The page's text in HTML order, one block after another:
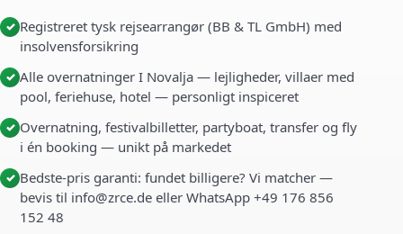
✓ Registreret tysk rejsearrangør (BB & TL GmbH) med
insolvensforsikring
✓ Alle overnatninger I Novalja — lejligheder, villaer med
pool, feriehuse, hotel — personligt inspiceret
✓ Overnatning, festivalbilletter, partyboat, transfer og fly
i én booking — unikt på markedet
✓ Bedste-pris garanti: fundet billigere? Vi matcher —
bevis til info@zrce.de eller WhatsApp +49 176 856
152 48